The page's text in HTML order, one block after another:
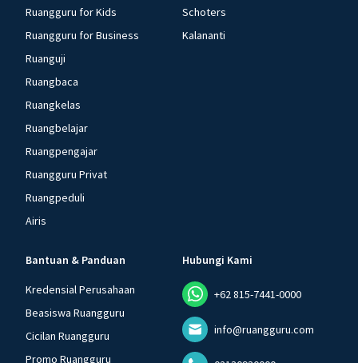
Ruangguru for Kids
Ruangguru for Business
Ruanguji
Ruangbaca
Ruangkelas
Ruangbelajar
Ruangpengajar
Ruangguru Privat
Ruangpeduli
Airis
Schoters
Kalananti
Bantuan & Panduan
Kredensial Perusahaan
Beasiswa Ruangguru
Cicilan Ruangguru
Promo Ruangguru
Hubungi Kami
+62 815-7441-0000
info@ruangguru.com